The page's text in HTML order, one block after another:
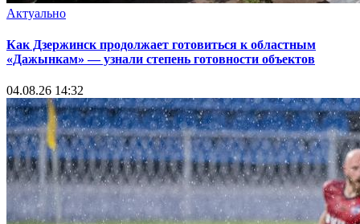
Актуально
Как Дзержинск продолжает готовиться к областным
«Дажынкам» — узнали степень готовности объектов
04.08.26 14:32